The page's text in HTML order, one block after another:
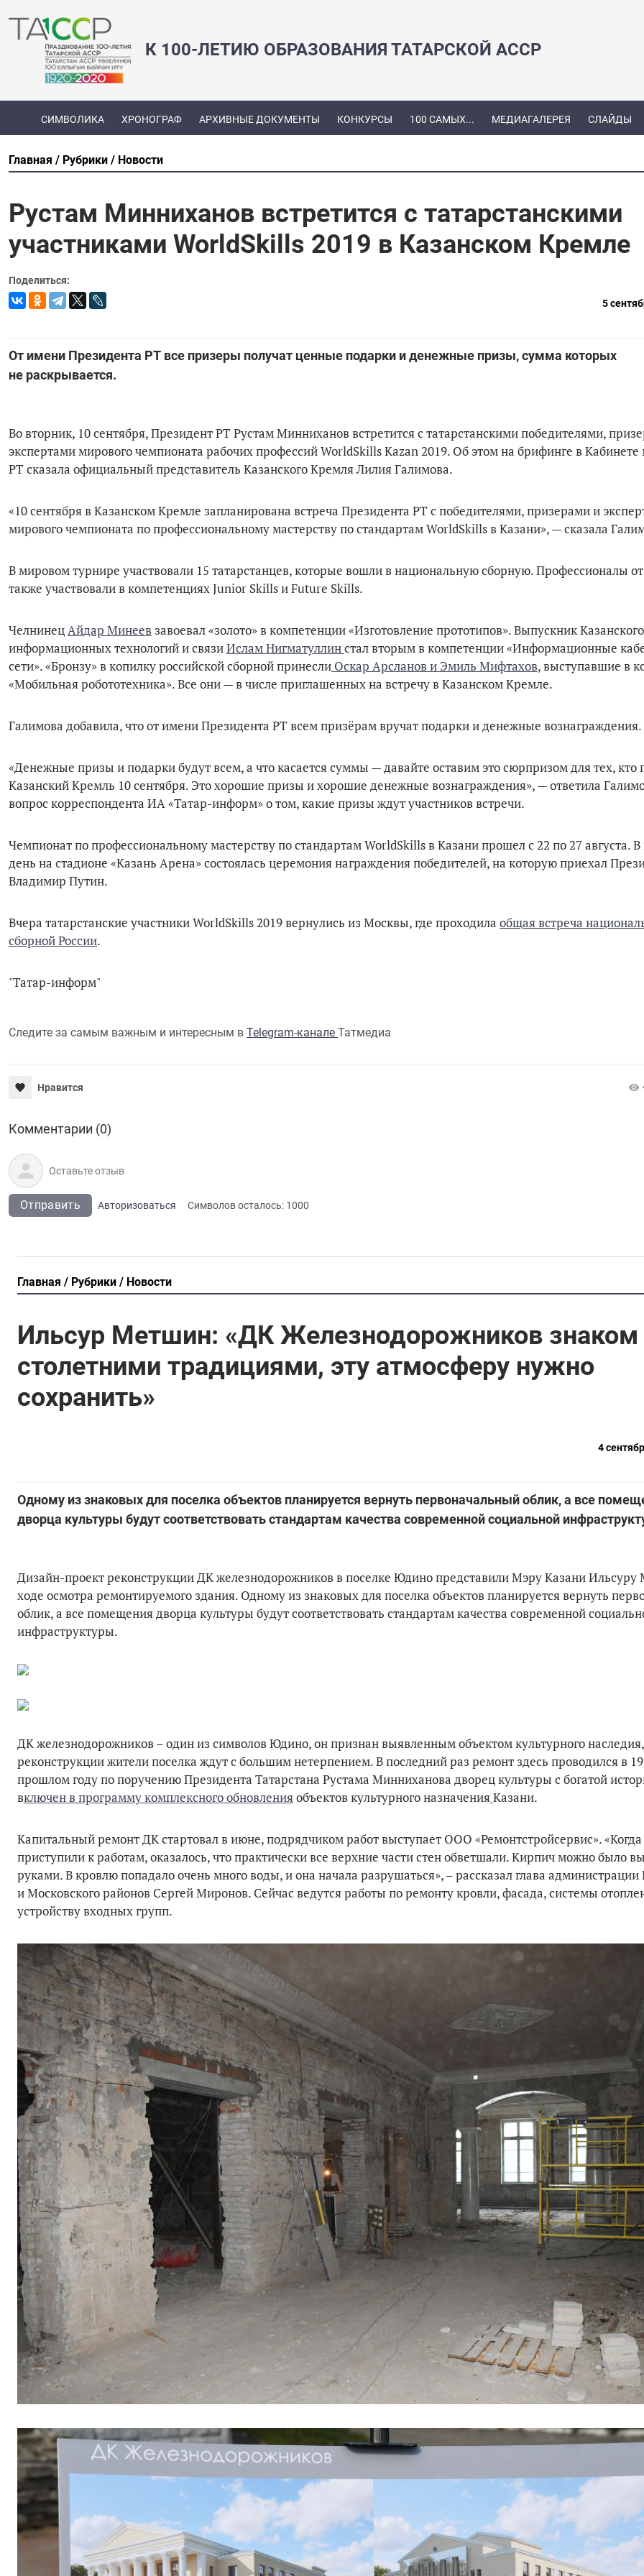
К 100-ЛЕТИЮ ОБРАЗОВАНИЯ ТАТАРСКОЙ АССР
СИМВОЛИКА ХРОНОГРАФ АРХИВНЫЕ ДОКУМЕНТЫ КОНКУРСЫ 100 САМЫХ... МЕДИАГАЛЕРЕЯ СЛАЙДЫ
Главная Рубрики Новости
Рустам Минниханов встретится с татарстанскими
участниками WorldSkills 2019 в Казанском Кремле
Поделиться:
5
От имени Президента РТ все призеры получат ценные подарки и денежные призы, сумма которых
не раскрывается.
Во вторник, 10 сентября, Президент РТ Рустам Минниханов встретится с татарстанскими победителями,
экспертами мирового чемпионата рабочих профессий WorldSkills Kazan 2019. Об этом на брифинге в
РТ сказала официальный представитель Казанского Кремля Лилия Галимова.
«10 сентября в Казанском Кремле запланирована встреча Президента РТ с победителями, призерами и
мирового чемпионата по профессиональному мастерству по стандартам WorldSkills в Казани», — сказала
В мировом турнире участвовали 15 татарстанцев, которые вошли в национальную сборную. Профессионалы
также участвовали в компетенциях Junior Skills и Future Skills.
ЧелнинецАйдар Минеев завоевал «золото» в компетенции «Изготовление прототипов». Выпускник
информационных технологий и связиИслам Нигматуллинстал вторым в компетенции «Информационные
сети». «Бронзу» в копилку российской сборной принесли Оскар Арсланов и Эмиль Мифтахов, выступавшие в
«Мобильная робототехника». Все они — в числе приглашенных на встречу в Казанском Кремле.
Галимова добавила, что от имени Президента РТ всем призёрам вручат подарки и денежные вознаграждения.
«Денежные призы и подарки будут всем, а что касается суммы — давайте оставим это сюрпризом для тех, кто
Казанский Кремль 10 сентября. Это хорошие призы и хорошие денежные вознаграждения», — ответила
вопрос корреспондента ИА «Татар-информ» о том, какие призы ждут участников встречи.
Чемпионат по профессиональному мастерству по стандартам WorldSkills в Казани прошел с 22 по 27 августа.
день на стадионе «Казань Арена» состоялась церемония награждения победителей, на которую приехал
Владимир Путин.
Вчера татарстанские участники WorldSkills 2019 вернулись из Москвы, где проходила общая встреча
сборной России.
"Татар-информ"
Следите за самым важным и интересным в Telegram-канале Татмедиа
Нравится
Комментарии (0)
Отправить Авторизоваться Символов осталось: 1000
Главная Рубрики Новости
Ильсур Метшин: «ДК Железнодорожников знаком
столетними традициями, эту атмосферу нужно
сохранить»
4
Одному из знаковых для поселка объектов планируется вернуть первоначальный облик, а все
дворца культуры будут соответствовать стандартам качества современной социальной
Дизайн-проект реконструкции ДК железнодорожников в поселке Юдино представили Мэру Казани
ходе осмотра ремонтируемого здания. Одному из знаковых для поселка объектов планируется вернуть
облик, а все помещения дворца культуры будут соответствовать стандартам качества современной
инфраструктуры.
ДК железнодорожников – один из символов Юдино, он признан выявленным объектом культурного
реконструкции жители поселка ждут с большим нетерпением. В последний раз ремонт здесь проводился в
прошлом году по поручению Президента Татарстана Рустама Минниханова дворец культуры с богатой
включен в программу комплексного обновленияобъектов культурного назначенияКазани.
Капитальный ремонт ДК стартовал в июне, подрядчиком работ выступает ООО «Ремонтстройсервис». «Когда
приступили к работам, оказалось, что практически все верхние части стен обветшали. Кирпич можно было
руками. В кровлю попадало очень много воды, и она начала разрушаться», – рассказал глава администрации
и Московского районов Сергей Миронов. Сейчас ведутся работы по ремонту кровли, фасада, системы
устройству входных групп.